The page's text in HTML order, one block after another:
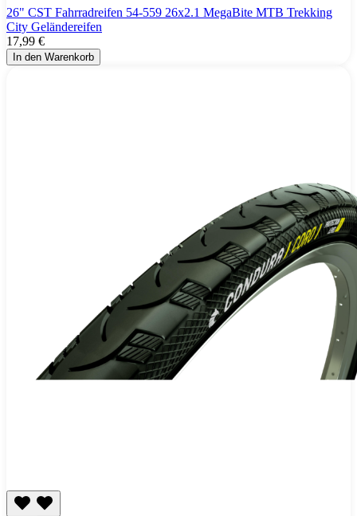
26" CST Fahrradreifen 54-559 26x2.1 MegaBite MTB Trekking
City Geländereifen
17,99 €
In den Warenkorb